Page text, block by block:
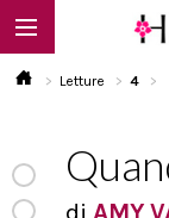
EBOOK
Letture 4
diAMY